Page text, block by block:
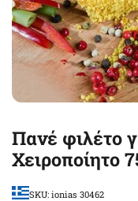
Πανέ φιλέτο
Χειροποίητο
SKU: ionias 30462